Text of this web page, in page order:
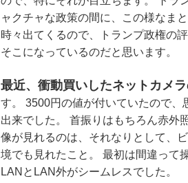
ャクチャな政策の間に、この様なま
時々出てくるので、トランプ政権の
そこになっているのだと思います。
最近、衝動買いしたネットカメ
す。 3500円の値が付いていたので
出来でした。 首振りはもちろん赤外
像が見れるのは、それなりとして、
境でも見れたこと。 最初は間違って
LANとLAN外がシームレスでした。